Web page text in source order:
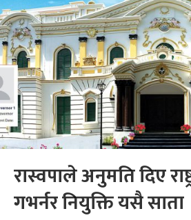
रास्वपाले अनुमति दिए
गभर्नर नियुक्ति यसै साता